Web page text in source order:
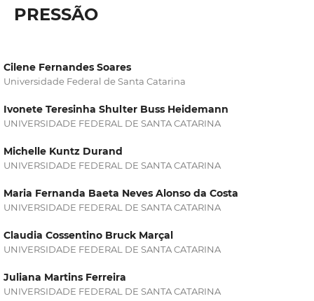
PRESSÃO
Cilene Fernandes Soares
Universidade Federal de Santa Catarina
Ivonete Teresinha Shulter Buss Heidemann
UNIVERSIDADE FEDERAL DE SANTA CATARINA
Michelle Kuntz Durand
UNIVERSIDADE FEDERAL DE SANTA CATARINA
Maria Fernanda Baeta Neves Alonso da Costa
UNIVERSIDADE FEDERAL DE SANTA CATARINA
Claudia Cossentino Bruck Marçal
UNIVERSIDADE FEDERAL DE SANTA CATARINA
Juliana Martins Ferreira
UNIVERSIDADE FEDERAL DE SANTA CATARINA